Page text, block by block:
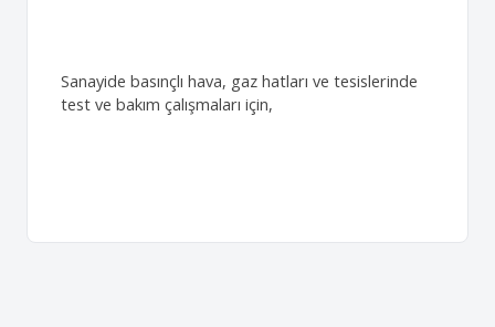
Sanayide basınçlı hava, gaz hatları ve tesislerinde
test ve bakım çalışmaları için,